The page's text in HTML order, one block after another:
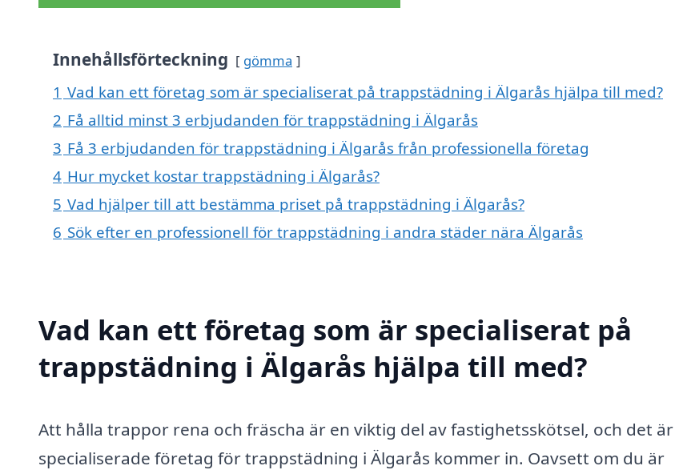
Innehållsförteckning gömma
1 Vad kan ett företag som är specialiserat på trappstädning i Älgarås hjälpa till med?
2 Få alltid minst 3 erbjudanden för trappstädning i Älgarås
3 Få 3 erbjudanden för trappstädning i Älgarås från professionella företag
4 Hur mycket kostar trappstädning i Älgarås?
5 Vad hjälper till att bestämma priset på trappstädning i Älgarås?
6 Sök efter en professionell för trappstädning i andra städer nära Älgarås
Vad kan ett företag som är specialiserat på
trappstädning i Älgarås hjälpa till med?
Att hålla trappor rena och fräscha är en viktig del av fastighetsskötsel, och det
specialiserade företag för trappstädning i Älgarås kommer in. Oavsett om du är